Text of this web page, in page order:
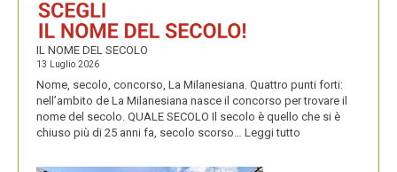
IL NOME DEL SECOLO
13 Luglio 2026
Nome, secolo, concorso, La Milanesiana. Quattro punti forti:
nell’ambito de La Milanesiana nasce il concorso per trovare il
nome del secolo. QUALE SECOLO Il secolo è quello che si è
chiuso più di 25 anni fa, secolo scorso… Leggi tutto